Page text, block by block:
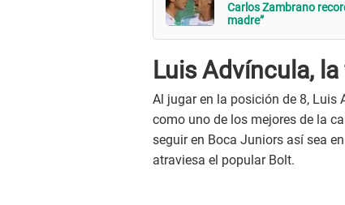
Carlos Zambrano
madre”
Luis Advíncula,
Al jugar en la posición de 8, Luis
como uno de los mejores de la
seguir en Boca Juniors así sea
atraviesa el popular Bolt.